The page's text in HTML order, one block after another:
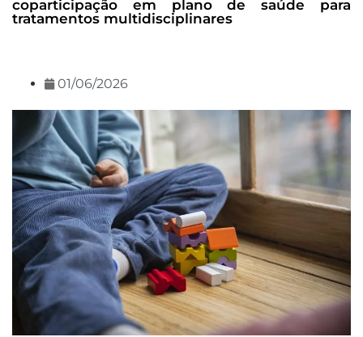
coparticipação em plano de saúde para
tratamentos multidisciplinares
01/06/2026